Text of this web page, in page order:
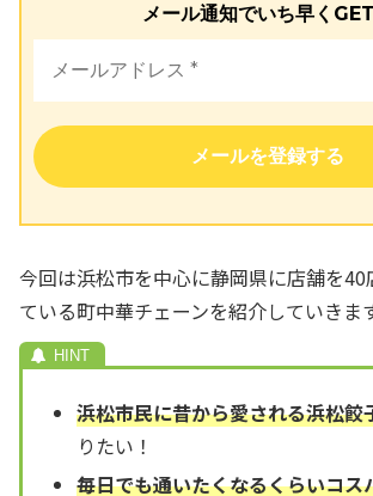
メール通知でいち早く
今回は浜松市を中心に静岡県に店舗を40
ている町中華チェーンを紹介していきま
浜松市民に昔から愛される浜松餃
りたい！
毎日でも通いたくなるくらいコス